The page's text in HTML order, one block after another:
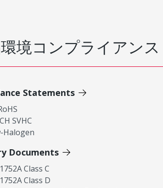
境コンプライアンス
Statements
SVHC
Halogen
Documents
Class C
Class D